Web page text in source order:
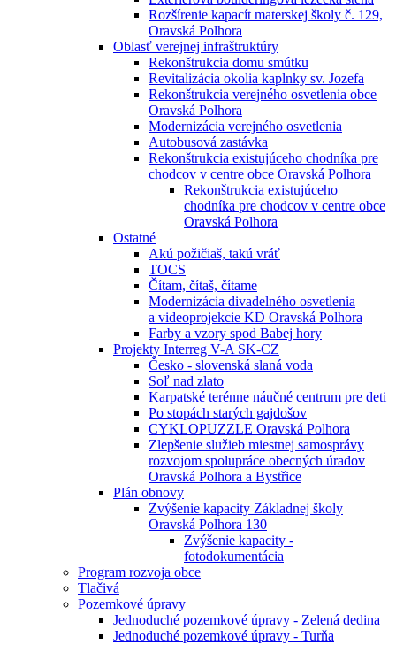
Rozšírenie kapacít materskej školy č. 129,
Oravská Polhora
Oblasť verejnej infraštruktúry
Rekonštrukcia domu smútku
Revitalizácia okolia kaplnky sv. Jozefa
Rekonštrukcia verejného osvetlenia obce
Oravská Polhora
Modernizácia verejného osvetlenia
Autobusová zastávka
Rekonštrukcia existujúceho chodníka pre
chodcov v centre obce Oravská Polhora
Rekonštrukcia existujúceho
chodníka pre chodcov v centre obce
Oravská Polhora
Ostatné
Akú požičiaš, takú vráť
TOCS
Čítam, čítaš, čítame
Modernizácia divadelného osvetlenia
a videoprojekcie KD Oravská Polhora
Farby a vzory spod Babej hory
Projekty Interreg V-A SK-CZ
Česko - slovenská slaná voda
Soľ nad zlato
Karpatské terénne náučné centrum pre deti
Po stopách starých gajdošov
CYKLOPUZZLE Oravská Polhora
Zlepšenie služieb miestnej samosprávy
rozvojom spolupráce obecných úradov
Oravská Polhora a Bystřice
Plán obnovy
Zvýšenie kapacity Základnej školy
Oravská Polhora 130
Zvýšenie kapacity -
fotodokumentácia
Program rozvoja obce
Tlačivá
Pozemkové úpravy
Jednoduché pozemkové úpravy - Zelená dedina
Jednoduché pozemkové úpravy - Turňa